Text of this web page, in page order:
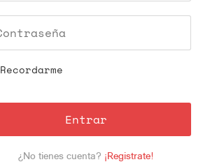
Recordarme
Entrar
¿No tienes cuenta? ¡Registrate!